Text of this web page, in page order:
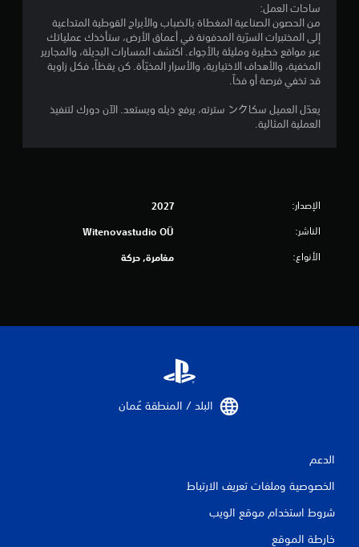
ساحات العمل:
من الحصون الصناعية المغطاة بالضباب والأبراج القوطية المتداعية
إلى المختبرات السرّية المدفونة في أعماق الأرض، ستأخذك عملياتك
عبر مواقع خطيرة ومليئة بالأجواء. اكتشف المسارات البديلة، والمجارير
المخفية، والأهداف الاختيارية، والأسرار المخبّأة. كن يقظاً، فكل زاوية
قد تخفي فرصة أو فخاً.
يعدّل العميل سكاンク سترته، يرفع ذيله ويستعد. الآن دورك لتنفيذ
العملية المثالية.
الإصدار: 2027
الناشر: Witenovastudio OÜ
الأنواع: مغامرة, حركة
البلد / المنطقة عُمان‏
الدعم
الخصوصية وملفات تعريف الارتباط
شروط استخدام موقع الويب
خارطة الموقع